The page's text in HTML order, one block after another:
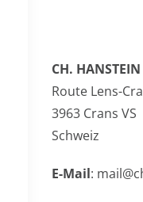
CH.
Route Lens-
3963 Crans VS
Schweiz
E-Mail: